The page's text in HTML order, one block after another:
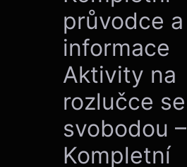
průvodce a
informace
Aktivity na
rozlučce se
svobodou –
Kompletní